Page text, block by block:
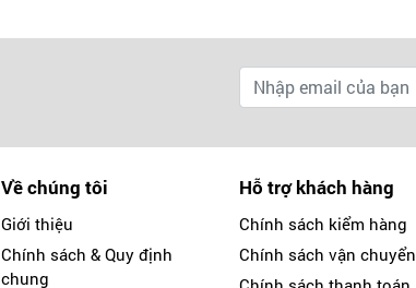
Về chúng tôi
Giới thiệu
Chính sách & Quy định
chung
Hỗ trợ khách hàng
Chính sách kiểm hàng
Chính sách vận chuyển